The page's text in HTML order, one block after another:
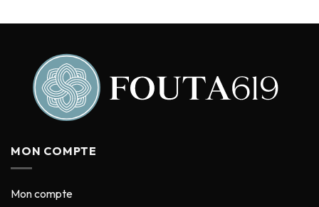
MON COMPTE
Mon compte